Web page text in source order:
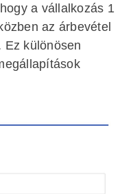
a vállalkozás 1
az árbevétel
Ez különösen